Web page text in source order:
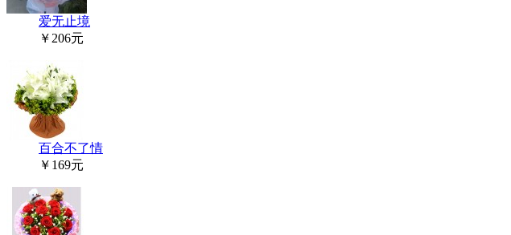
爱无止境
￥206元
百合不了情
￥169元